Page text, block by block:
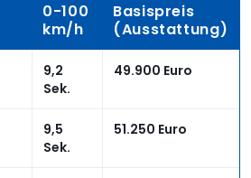
0-100
km/h
Basispreis
(Ausstattung)
9,2
Sek.
49.900 Euro
9,5
Sek.
51.250 Euro